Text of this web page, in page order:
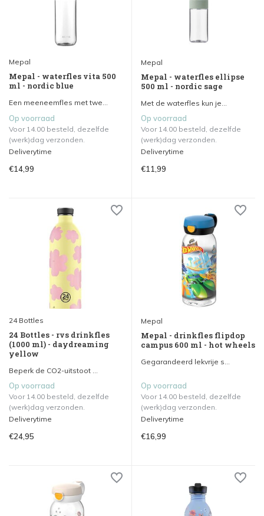
Mepal
Mepal - waterfles vita 500
ml - nordic blue
Een meeneemfles met twe...
Op voorraad
Voor 14.00 besteld, dezelfde
(werk)dag verzonden.
Deliverytime
€14,99
Mepal
Mepal - waterfles ellipse
500 ml - nordic sage
Met de waterfles kun je...
Op voorraad
Voor 14.00 besteld, dezelfde
(werk)dag verzonden.
Deliverytime
€11,99
24 Bottles
24 Bottles - rvs drinkfles
(1000 ml) - daydreaming
yellow
Beperk de CO2-uitstoot ...
Op voorraad
Voor 14.00 besteld, dezelfde
(werk)dag verzonden.
Deliverytime
€24,95
Mepal
Mepal - drinkfles flipdop
campus 600 ml - hot wheels
Gegarandeerd lekvrije s...
Op voorraad
Voor 14.00 besteld, dezelfde
(werk)dag verzonden.
Deliverytime
€16,99